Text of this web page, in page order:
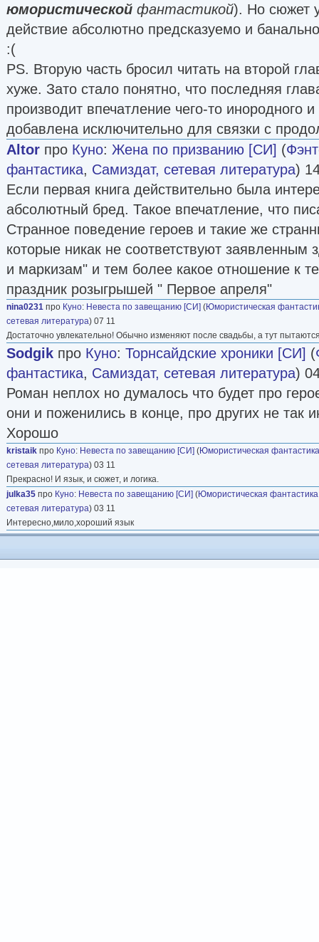
юмористической фантастикой). Но сюжет
действие абсолютно предсказуемо и
:(
PS. Вторую часть бросил читать на второй
хуже. Зато стало понятно, что последняя
производит впечатление чего-то инородного
добавлена исключительно для связки с
Altor про Куно: Жена по призванию [СИ] (
фантастика, Самиздат, сетевая литература)
Если первая книга действительно была
абсолютный бред. Такое впечатление, что
Странное поведение героев и такие же
которые никак не соответствуют заявленным
и маркизам" и тем более какое отношение к
праздник розыгрышей " Первое апреля"
nina0231 про Куно: Невеста по завещанию [СИ] (Юмористическая
сетевая литература) 07 11
Достаточно увлекательно! Обычно изменяют после свадьбы, а тут
Sodgik про Куно: Торнсайдские хроники [СИ] (
фантастика, Самиздат, сетевая литература)
Роман неплох но думалось что будет про
они и поженились в конце, про других не так
Хорошо
kristaik про Куно: Невеста по завещанию [СИ] (Юмористическая фантастика
сетевая литература) 03 11
Прекрасно! И язык, и сюжет, и логика.
julka35 про Куно: Невеста по завещанию [СИ] (Юмористическая фантастика
сетевая литература) 03 11
Интересно,мило,хороший язык